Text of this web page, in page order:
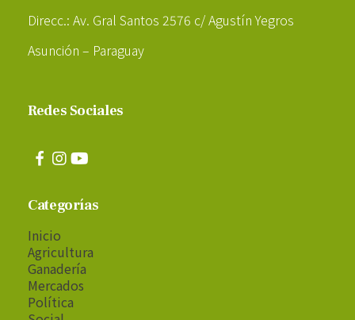
Direcc.: Av. Gral Santos 2576 c/ Agustín Yegros
Asunción – Paraguay
Redes Sociales
Categorías
Inicio
Agricultura
Ganadería
Mercados
Política